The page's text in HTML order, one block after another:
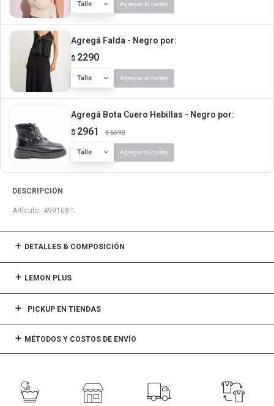
Talle Agregar al carrito
Agregá Falda - Negro por:
$ 2290
Talle Agregar al carrito
Agregá Bota Cuero Hebillas - Negro por:
$ 2961 $ 6690
Talle Agregar al carrito
DESCRIPCIÓN
499108-1
DETALLES & COMPOSICIÓN
LEMON PLUS
PICKUP EN TIENDAS
MÉTODOS Y COSTOS DE ENVÍO